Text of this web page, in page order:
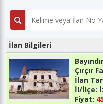
İlan Bilgileri
Çırçır
İlan
İl/İlçe:
Fiyat: